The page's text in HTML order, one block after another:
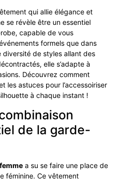
qui allie élégance et
se révèle être un essentiel
capable de vous
formels que dans
de styles allant des
elle s’adapte à
Découvrez comment
les astuces pour l’accessoiriser
à chaque instant !
de la garde-
a su se faire une place de
féminine. Ce vêtement